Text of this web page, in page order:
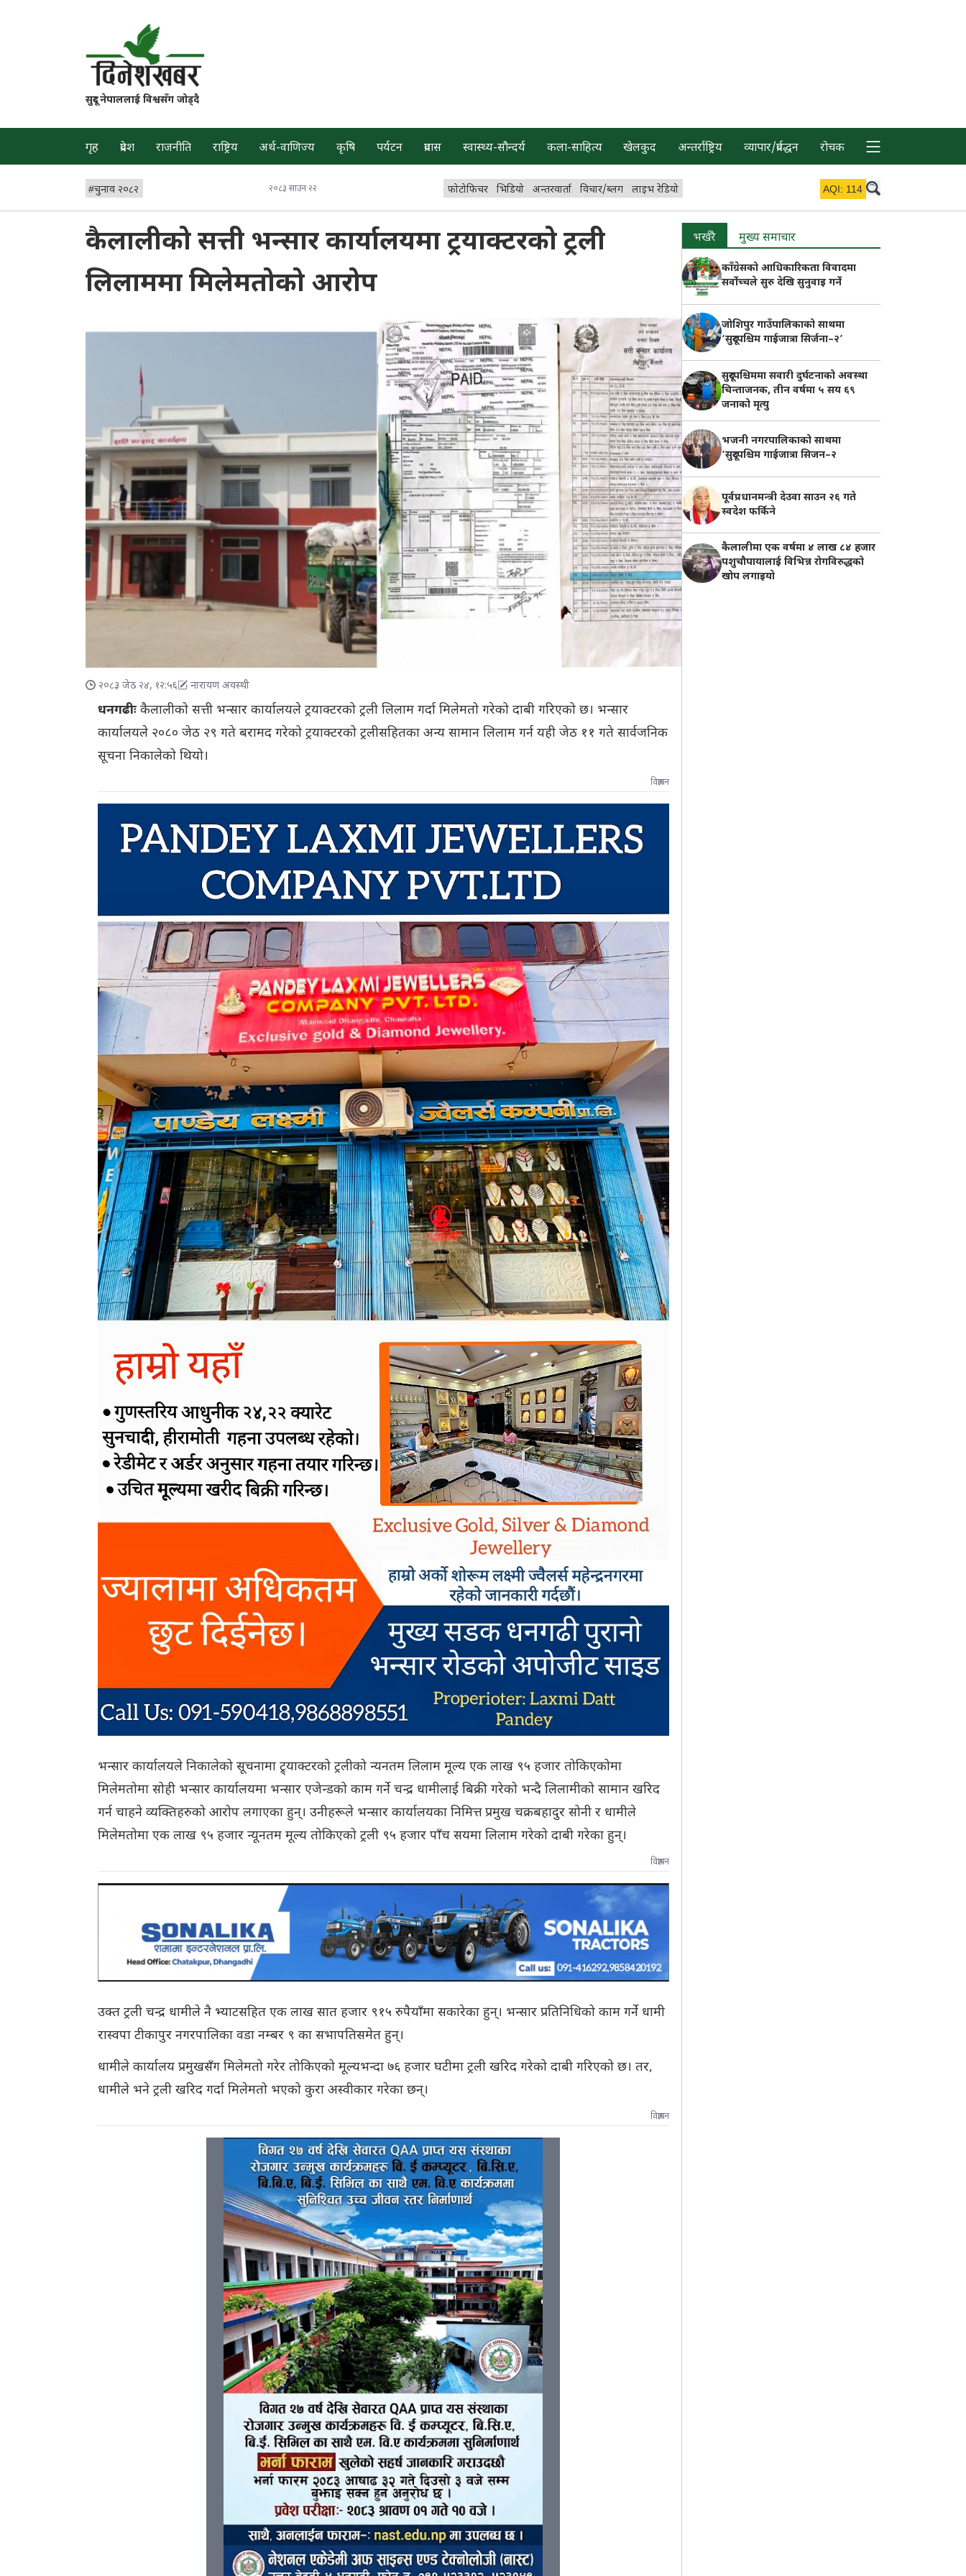
सुदूर नेपाललाई विश्वसँग जोड्दै
गृह प्रदेश राजनीति राष्ट्रिय अर्थ-वाणिज्य कृषि पर्यटन प्रवास स्वास्थ्य-सौन्दर्य कला-साहित्य खेलकुद अन्तर्राष्ट्रिय व्यापार/प्रर्वद्धन रोचक
#चुनाव २०८२ २०८३ साउन २२ फोटोफिचर भिडियो अन्तरवार्ता विचार/ब्लग लाइभ रेडियो AQI: 114
कैलालीको सत्ती भन्सार कार्यालयमा ट्रयाक्टरको ट्रली
लिलाममा मिलेमतोको आरोप
२०८३ जेठ २४, १२:५६ नारायण अवस्थी
धनगढीः कैलालीको सत्ती भन्सार कार्यालयले ट्रयाक्टरको ट्रली लिलाम गर्दा मिलेमतो गरेको दाबी गरिएको छ। भन्सार
कार्यालयले २०८० जेठ २९ गते बरामद गरेको ट्रयाक्टरको ट्रलीसहितका अन्य सामान लिलाम गर्न यही जेठ ११ गते सार्वजनिक
सूचना निकालेको थियो।
विज्ञापन
भन्सार कार्यालयले निकालेको सूचनामा ट्र्याक्टरको ट्रलीको न्यनतम लिलाम मूल्य एक लाख ९५ हजार तोकिएकोमा
मिलेमतोमा सोही भन्सार कार्यालयमा भन्सार एजेन्डको काम गर्ने चन्द्र धामीलाई बिक्री गरेको भन्दै लिलामीको सामान खरिद
गर्न चाहने व्यक्तिहरुको आरोप लगाएका हुन्। उनीहरूले भन्सार कार्यालयका निमित्त प्रमुख चक्रबहादुर सोनी र धामीले
मिलेमतोमा एक लाख ९५ हजार न्यूनतम मूल्य तोकिएको ट्रली ९५ हजार पाँच सयमा लिलाम गरेको दाबी गरेका हुन्।
विज्ञापन
उक्त ट्रली चन्द्र धामीले नै भ्याटसहित एक लाख सात हजार ९१५ रुपैयाँमा सकारेका हुन्। भन्सार प्रतिनिधिको काम गर्ने धामी
रास्वपा टीकापुर नगरपालिका वडा नम्बर ९ का सभापतिसमेत हुन्।
धामीले कार्यालय प्रमुखसँग मिलेमतो गरेर तोकिएको मूल्यभन्दा ७६ हजार घटीमा ट्रली खरिद गरेको दाबी गरिएको छ। तर,
धामीले भने ट्रली खरिद गर्दा मिलेमतो भएको कुरा अस्वीकार गरेका छन्।
विज्ञापन
भर्खरै मुख्य समाचार
काँग्रेसको आधिकारिकता विवादमा
सर्वोच्चले सुरु देखि सुनुवाइ गर्ने
जोशिपुर गाउँपालिकाको साथमा
‘सुदूरपश्चिम गाईजात्रा सिर्जना–२’
सुदूरपश्चिममा सवारी दुर्घटनाको अवस्था
चिन्ताजनक, तीन वर्षमा ५ सय ६९
जनाको मृत्यु
भजनी नगरपालिकाको साथमा
‘सुदूरपश्चिम गाईजात्रा सिजन–२
पूर्वप्रधानमन्त्री देउवा साउन २६ गते
स्वदेश फर्किने
कैलालीमा एक वर्षमा ४ लाख ८४ हजार
पशुचौपायालाई विभिन्न रोगविरुद्धको
खोप लगाइयाे